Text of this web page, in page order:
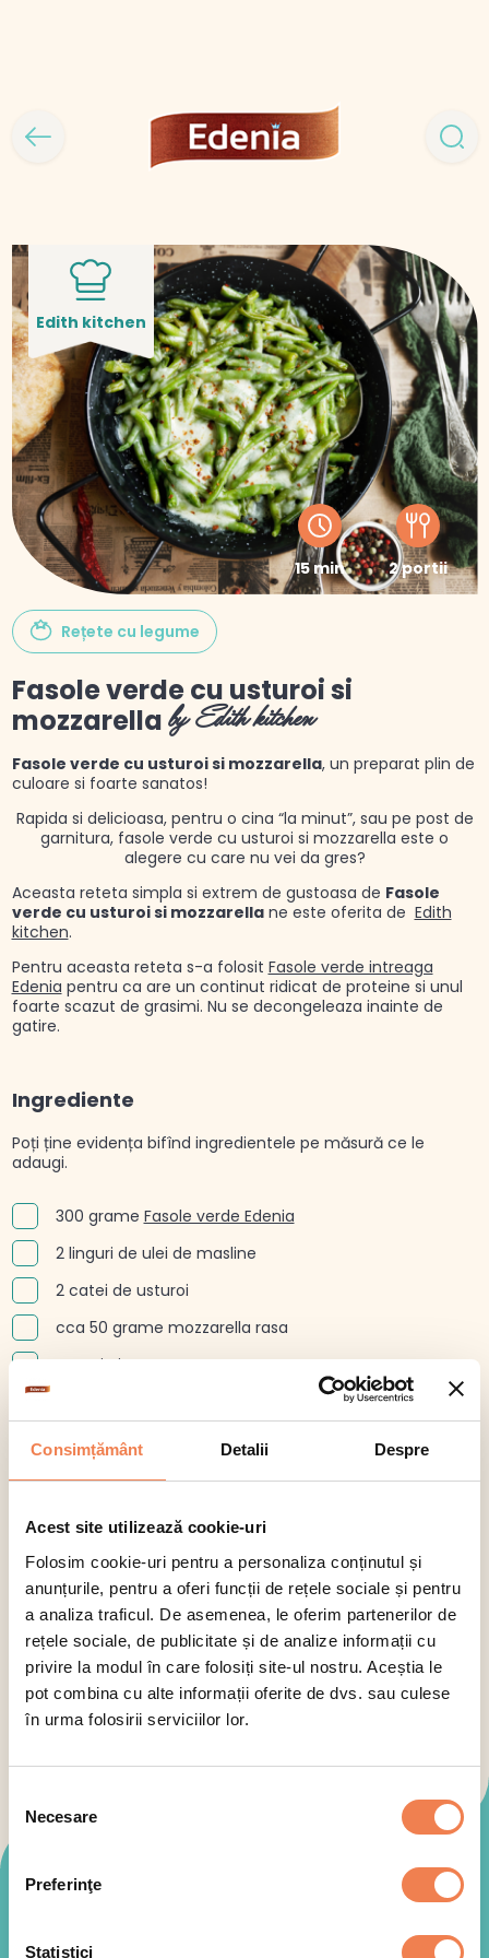
Consimțământ Detalii Despre
Acest site utilizează cookie-uri
Folosim cookie-uri pentru a personaliza conținutul și
anunțurile, pentru a oferi funcții de rețele sociale și pentru
a analiza traficul. De asemenea, le oferim partenerilor de
rețele sociale, de publicitate și de analize informații cu
privire la modul în care folosiți site-ul nostru. Aceștia le
pot combina cu alte informații oferite de dvs. sau culese
în urma folosirii serviciilor lor.
consimțământului
Necesare
Preferinţe
Statistici
Edith kitchen
15 min 2 portii
Rețete cu legume
Fasole verde cu usturoi si
mozzarella by Edith kitchen
Fasole verde cu usturoi si mozzarella, un preparat plin de
culoare si foarte sanatos!
Rapida si delicioasa, pentru o cina “la minut”, sau pe post de
garnitura, fasole verde cu usturoi si mozzarella este o
alegere cu care nu vei da gres?
Aceasta reteta simpla si extrem de gustoasa de Fasole
verde cu usturoi si mozzarellane este oferita de Edith
kitchen.
Pentru aceasta reteta s-a folosit Fasole verde intreaga
Edenia pentru ca are un continut ridicat de proteine si unul
foarte scazut de grasimi. Nu se decongeleaza inainte de
gatire.
Ingrediente
Poți ține evidența bifînd ingredientele pe măsură ce le
adaugi.
300 grame Fasole verde Edenia
2 linguri de ulei de masline
2 catei de usturoi
cca 50 grame mozzarella rasa
sare si piper
Mod de preparare